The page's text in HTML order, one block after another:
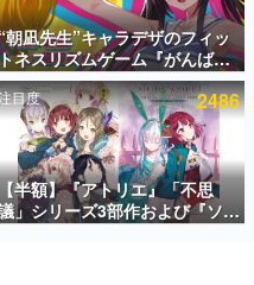
ページビュー数万以上！ などな
、電ファミ渾身の“殿堂入り”記
方々に製作時のエピソードをお
朝凪先生”キャラデザのフィッ
ネスリズムゲーム『がんば
！チアリズム』Steamストア
ージが公開。キャラクターの
は陽向葵ゅかさん
目度 2486
【半額】『アトリエ』「不思
」シリーズ3部作および『ソフ
ーのアトリエ2』公式画集の